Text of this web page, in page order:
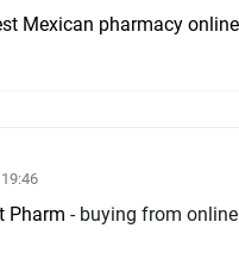
Mexican pharmacy online
Pharm - buying from